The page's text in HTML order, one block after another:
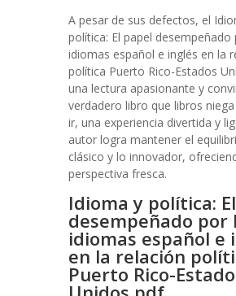
A pesar de sus defectos, el
política: El papel desempeñado
idiomas español e inglés en la
política Puerto Rico-Estados
una lectura apasionante y
verdadero libro que libros
ir, una experiencia divertida y
autor logra mantener el
clásico y lo innovador,
perspectiva fresca.
Idioma y política:
desempeñado por
idiomas español e
en la relación
Puerto Rico-